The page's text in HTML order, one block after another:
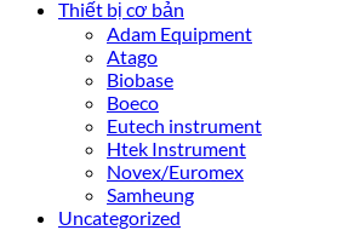
Thiết bị cơ bản
Adam Equipment
Atago
Biobase
Boeco
Eutech instrument
Htek Instrument
Novex/Euromex
Samheung
Uncategorized